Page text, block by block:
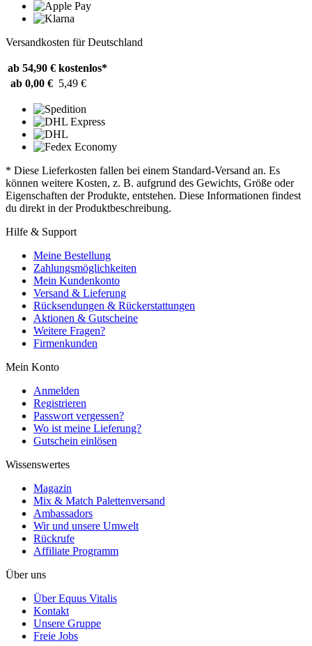
Versandkosten für Deutschland
ab 54,90 € kostenlos*
ab 0,00 € 5,49 €
* Diese Lieferkosten fallen bei einem Standard-Versand an. Es
können weitere Kosten, z. B. aufgrund des Gewichts, Größe oder
Eigenschaften der Produkte, entstehen. Diese Informationen findest
du direkt in der Produktbeschreibung.
Hilfe & Support
Meine Bestellung
Zahlungsmöglichkeiten
Mein Kundenkonto
Versand & Lieferung
Rücksendungen & Rückerstattungen
Aktionen & Gutscheine
Weitere Fragen?
Firmenkunden
Mein Konto
Anmelden
Registrieren
Passwort vergessen?
Wo ist meine Lieferung?
Gutschein einlösen
Wissenswertes
Magazin
Mix & Match Palettenversand
Ambassadors
Wir und unsere Umwelt
Rückrufe
Affiliate Programm
Über uns
Über Equus Vitalis
Kontakt
Unsere Gruppe
Freie Jobs